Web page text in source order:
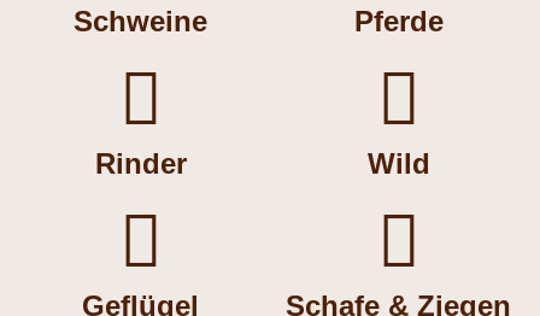
Schweine Pferde

Rinder

Wild

Geflügel

Schafe & Ziegen